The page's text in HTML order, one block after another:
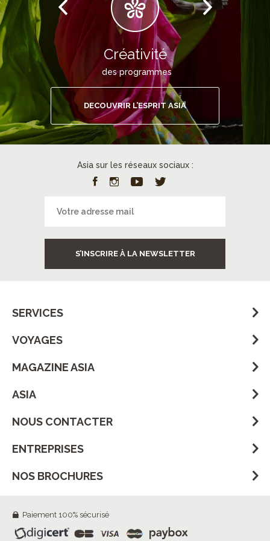
Créativité
des programmes
DECOUVRIR L’ESPRIT ASIA
Asia sur les réseaux sociaux :
S’INSCRIRE À LA NEWSLETTER
SERVICES
VOYAGES
MAGAZINE ASIA
ASIA
NOUS CONTACTER
ENTREPRISES
NOS BROCHURES
Paiement 100% sécurisé